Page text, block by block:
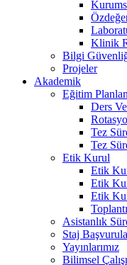
Klinik
Bilgi
Projeler
Akademik
Eğitim
Ders
Tez
Tez
Etik Kurul
Etik
Etik
Etik
Asistanlık
Staj
Yayınlarımız
Bilimsel